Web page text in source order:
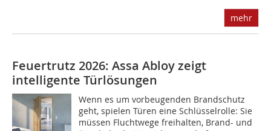
mehr
Feuertrutz 2026: Assa Abloy zeigt
intelligente Türlösungen
Wenn es um vorbeugenden Brandschutz
geht, spielen Türen eine Schlüsselrolle: Sie
müssen Fluchtwege freihalten, Brand- und